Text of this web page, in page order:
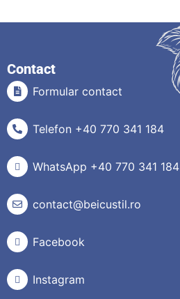
Contact
Formular contact
Telefon +40 770 341 184
WhatsApp +40 770 341 184
contact@beicustil.ro
Facebook
Instagram